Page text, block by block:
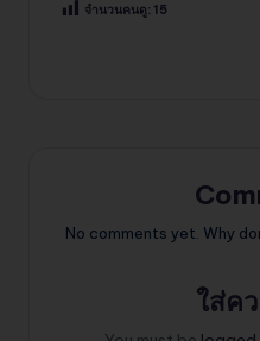
จำนวนคนดู: 15
No comments yet. Why
ใส่ค